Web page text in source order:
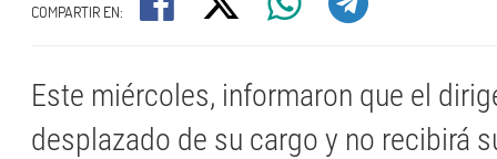
COMPARTIR EN:
Este miércoles, informaron que el
desplazado de su cargo y no recibirá